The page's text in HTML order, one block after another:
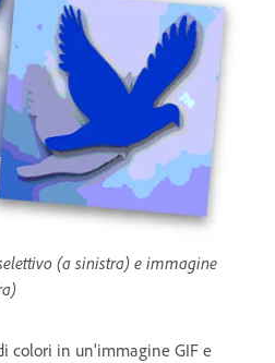
(a sinistra) e immagine
colori in un'immagine GIF e